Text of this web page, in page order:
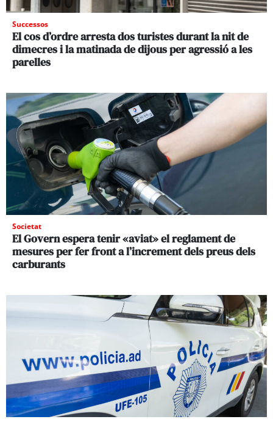
Successos
El cos d’ordre arresta dos turistes durant la nit de
dimecres i la matinada de dijous per agressió a les
parelles
Societat
El Govern espera tenir «aviat» el reglament de
mesures per fer front a l’increment dels preus dels
carburants